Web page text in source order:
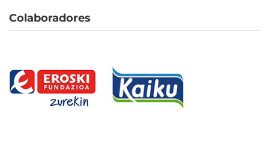
Colaboradores